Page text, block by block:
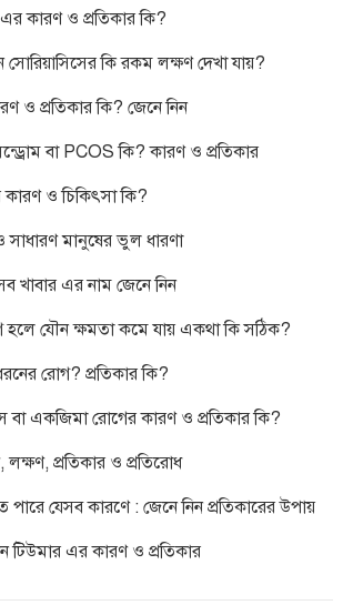
কারণ ও প্রতিকার কি?
কি রকম লক্ষণ দেখা যায়?
ও প্রতিকার কি? জেনে নিন
বা PCOS কি? কারণ ও প্রতিকার
ও চিকিৎসা কি?
সাধারণ মানুষের ভুল ধারণা
খাবার এর নাম জেনে নিন
হলে যৌন ক্ষমতা কমে যায় একথা কি সঠিক?
রোগ? প্রতিকার কি?
বা একজিমা রোগের কারণ ও প্রতিকার কি?
প্রতিকার ও প্রতিরোধ
পারে যেসব কারণে : জেনে নিন প্রতিকারের উপায়
টিউমার এর কারণ ও প্রতিকার